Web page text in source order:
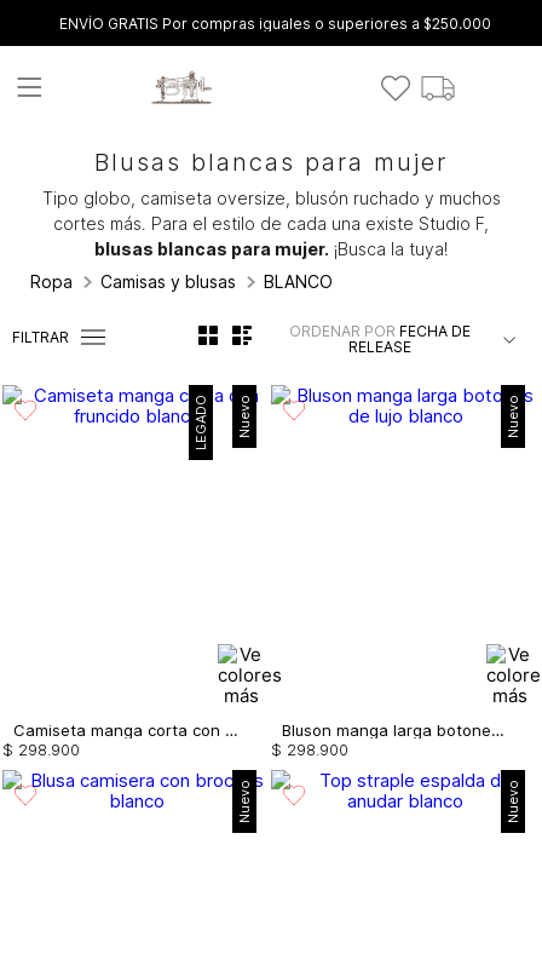
ENVÍO GRATIS Por compras iguales o superiores a $250.000
Blusas blancas para mujer
Tipo globo, camiseta oversize, blusón ruchado y muchos
cortes más. Para el estilo de cada una existe Studio F,
blusas blancas para mujer. ¡Busca la tuya!
Ropa
Camisas y blusas BLANCO
FILTRAR ORDENAR POR FECHA DE
RELEASE
Nuevo
LEGADO
Camiseta manga corta con fruncido
$ 298.900
Nuevo
Bluson manga larga botones de lujo
$ 298.900
Nuevo Nuevo